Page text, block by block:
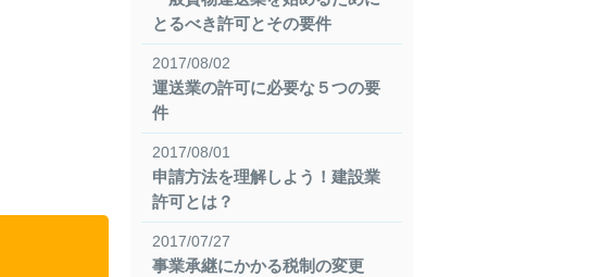
とるべき許可とその要件
2017/08/02
運送業の許可に必要な５つの要
件
2017/08/01
申請方法を理解しよう！建設業
許可とは？
2017/07/27
事業承継にかかる税制の変更